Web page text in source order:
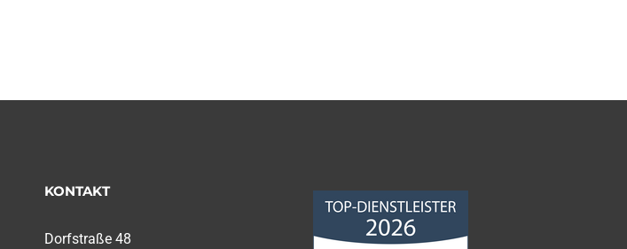
KONTAKT
Dorfstraße 48
Norddeutsche
Bauabdichtungsgesellschaft
mbH
von 5
86Bewertungen